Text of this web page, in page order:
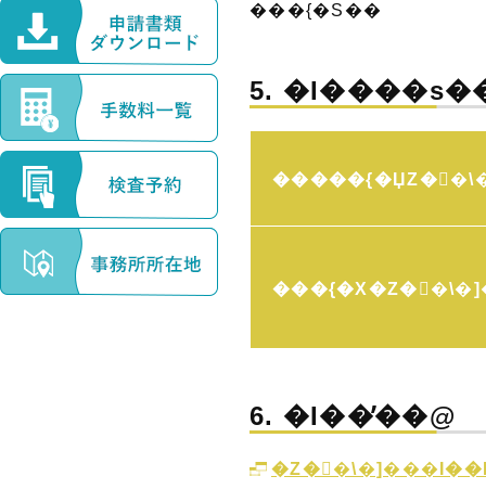
���{�S��
5.
6. �Ɩ��̕��@